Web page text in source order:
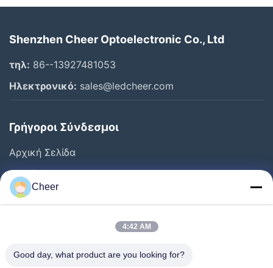
Shenzhen Cheer Optoelectronic Co., Ltd
τηλ: 86--13927481053
Ηλεκτρονικό: sales@ledcheer.com
Γρήγοροι Σύνδεσμοι
Αρχική Σελίδα
Προϊόντα
Σχετικά Με Εμάς
Επαφή
Cheer
4:42 AM
Good day, what product are you looking for?